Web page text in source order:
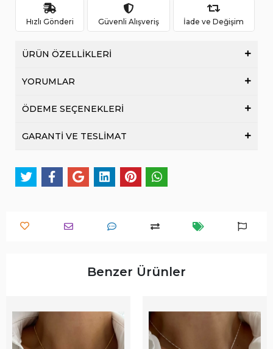
Hızlı Gönderi Güvenli Alışveriş İade ve Değişim
ÜRÜN ÖZELLİKLERİ
YORUMLAR
ÖDEME SEÇENEKLERİ
GARANTİ VE TESLİMAT
Benzer Ürünler